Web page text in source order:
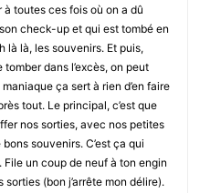
à toutes ces fois où on a dû
check-up et qui est tombé en
là là, les souvenirs. Et puis,
tomber dans l’excès, on peut
ça sert à rien d’en faire
tout. Le principal, c’est que
nos sorties, avec nos petites
souvenirs. C’est ça qui
File un coup de neuf à ton engin
(bon j’arrête mon délire).